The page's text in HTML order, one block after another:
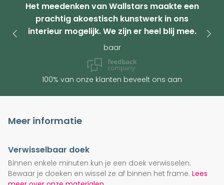
Het meedenken van Wallstars maakte een
prachtig akoestisch kunstwerk in ons
interieur mogelijk. We zijn er heel blij mee.
baar
100% van onze klanten beveelt ons aan
Meer informatie
Verwisselbaar doek
Binnen enkele minuten kun je een doek verwisselen.
Bewaar je doeken en wissel ze af binnen het frame. Lees